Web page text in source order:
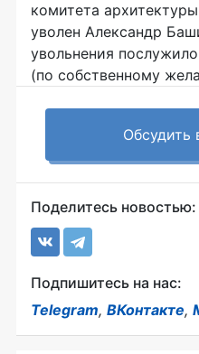
комитета
уволен Александр
увольнения
(по собственному
Обсудить
Поделитесь новостью:
Подпишитесь на нас:
Telegram, ВКонтакте,